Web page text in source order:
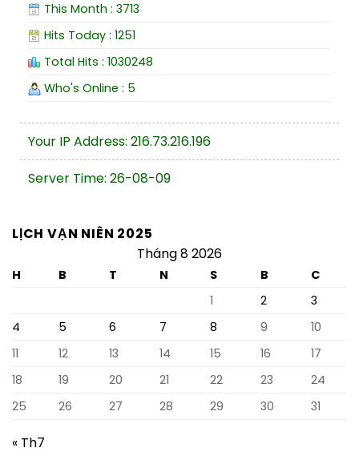
This Month : 3713
Hits Today : 1251
Total Hits : 1030248
Who's Online : 5
Your IP Address: 216.73.216.196
Server Time: 26-08-09
LỊCH VẠN NIÊN 2025
Tháng 8 2026
H B T N S B
C
1
2
3
4
5 6 7 8 9
10
11
12 13 14 15 16
17
18
19 20 21 22 23
24
25
26 27 28 29 30 31
« Th7